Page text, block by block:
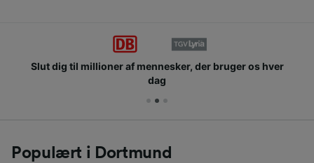
Slut dig til millioner af mennesker, der bruger os hver
dag
Populært i Dortmund